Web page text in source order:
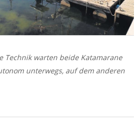
Technik warten beide Katamarane
unterwegs, auf dem anderen